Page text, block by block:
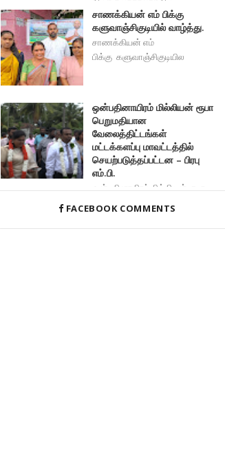
மொத்தமாக 2700 இடங்கள் தொல்பொர
சாணக்கியன் எம் பிக்கு
களுவாஞ்சிகுடியில் வாழ்த்து.
சாணக்கியன் எம்
பிக்கு களுவாஞ்சிகுடியில
ஒன்பதினாயிரம் மில்லியன் ரூபா
பெறுமதியான
வேலைத்திட்டங்கள்
மட்டக்களப்பு மாவட்டத்தில்
செயற்படுத்தப்பட்டன – பிரபு
எம்.பி.
ஒன்பதினாயிரம் மில்லியன் ரூபா
பெறுமதியான வேலைத்திட
FACEBOOK COMMENTS